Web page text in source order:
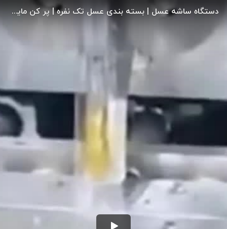
دستگاه ساشه عسل | بسته بندی عسل تک نفره | پر کن مایعات غلیظ | تولید عسل